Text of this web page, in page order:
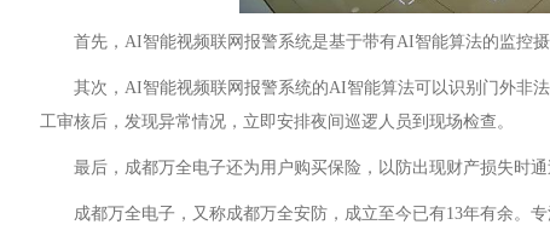
首先，AI智能视频联网报警系统是基于带有AI智能算法的监控
其次，AI智能视频联网报警系统的AI智能算法可以识别门外非
工审核后，发现异常情况，立即安排夜间巡逻人员到现场检查。
最后，成都万全电子还为用户购买保险，以防出现财产损失时通
成都万全电子，又称成都万全安防，成立至今已有13年有余。